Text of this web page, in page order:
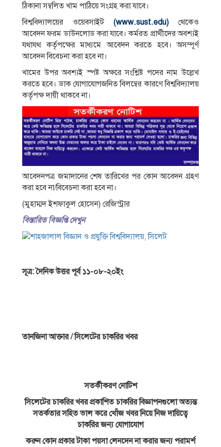
ঠিকানা সম্বলিত খাম পাঠিয়ে সংগ্রহ করা যাবে।
বিশ্ববিদ্যালয়ের ওয়েবসাইট (www.sust.edu)
থেকেও
আবেদন ফরম ডাউনলােড করা যাবে। কর্মরত প্রার্থীদের অবশ্যই
যথাযথ কর্তৃপক্ষের মাধ্যমে আবেদন করতে হবে। অসম্পূর্ণ
আবেদন বিবেচনা করা হবে না।
খামের উপর অবশ্যই স্পষ্ট অক্ষরে সংশ্লিষ্ট পদের নাম উল্লেখ
করতে হবে। ডাক যােগাযােগজনিত বিলম্বের কারণে বিশ্ববিদ্যালয়
কর্তৃপক্ষ দায়ী থাকবে না।
আবেদনপত্র জমাদানের শেষ তারিখের পর কোন আবেদন গ্রহণ
করা হবে না/বিবেচনা করা হবে না।
(মুহাম্মদ ইশফাকুল হােসেন) রেজিস্ট্রার
বিস্তারিত বিজ্ঞপ্তি দেখুন
সূত্র: দৈনিক উত্তর পূর্ব ১১-০৮-২০ইং
তানজিনা আক্তার / সিলেটের চাকরির খবর
সতর্কীকরণ নােটিশ
সিলেটের চাকরির খবর প্রকাশিত চাকরির বিজ্ঞাপনগুলাে অত্যন্ত
সতর্কতার সহিত ভাল করে খোঁজ খবর নিয়ে নিজ দায়িত্বে
চাকরির জন্য যােগাযােগ
করুন কোন প্রকার টাকা পয়সা লেনদেন না করার জন্য পরামর্শ